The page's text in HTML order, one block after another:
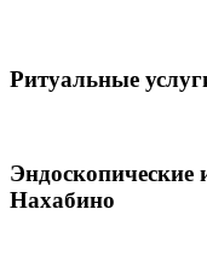
Ритуальные
Эндоскопические
Нахабино